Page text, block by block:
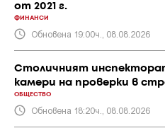
от 2021 г.
ФИНАНСИ
Обновена 19:00ч., 08.08.2026
Столичният
камери на проверки в
ОБЩЕСТВО
Обновена 18:20ч., 08.08.2026